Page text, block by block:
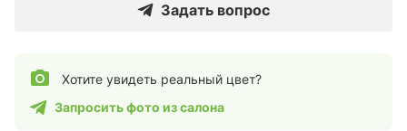
Задать вопрос
Хотите увидеть реальный цвет?
Запросить фото из салона